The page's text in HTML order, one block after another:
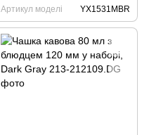
Артикул моделі
YX1531MBR